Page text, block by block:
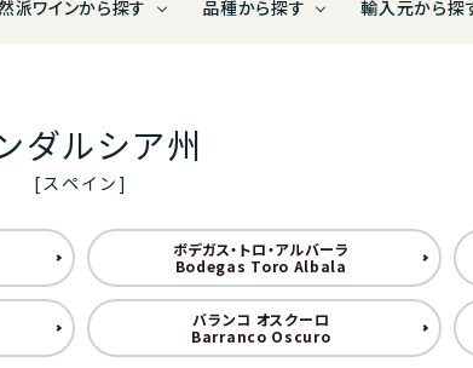
途】（限定ワイン）
甘口ワイン
ブランデー/ジン/オード・ヴィーetc
ドイツ
オーストラリア
5,000～5,999円
9,000～9,999円
上
派ワインから探す
サステーナブル農法
ン
品種から探す 輸入元から探
日仏商事株式会社
en velo
ダルシア州
[スペイン]
ボデガス・トロ・アルバーラ
Bodegas Toro Albala
バランコ オスクーロ
Barranco Oscuro